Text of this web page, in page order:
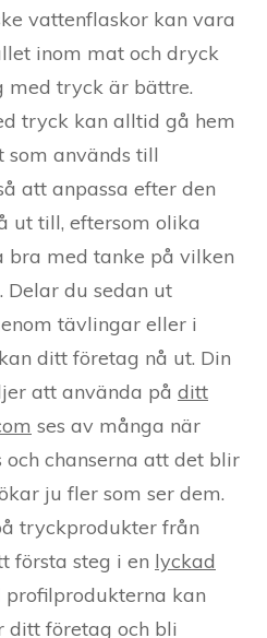
vattenflaskor kan vara
inom mat och dryck
med tryck är bättre.
tryck kan alltid gå hem
som används till
att anpassa efter den
ut till, eftersom olika
bra med tanke på vilken
Delar du sedan ut
tävlingar eller i
ditt företag nå ut. Din
att använda på ditt
ses av många när
chanserna att det blir
ju fler som ser dem.
tryckprodukter från
första steg i en lyckad
profilprodukterna kan
ditt företag och bli